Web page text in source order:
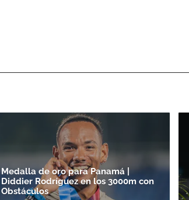
Medalla de oro para Panamá |
Diddier Rodríguez en los 3000m con
Obstáculos